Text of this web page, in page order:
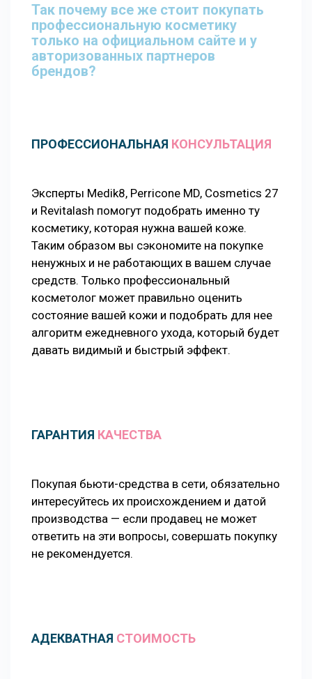
Так почему все же стоит покупать
профессиональную косметику
только на официальном сайте и у
авторизованных партнеров
брендов?
ПРОФЕССИОНАЛЬНАЯ КОНСУЛЬТАЦИЯ
Эксперты Medik8, Perricone MD, Cosmetics 27
и Revitalash помогут подобрать именно ту
косметику, которая нужна вашей коже.
Таким образом вы сэкономите на покупке
ненужных и не работающих в вашем случае
средств. Только профессиональный
косметолог может правильно оценить
состояние вашей кожи и подобрать для нее
алгоритм ежедневного ухода, который будет
давать видимый и быстрый эффект.
ГАРАНТИЯ КАЧЕСТВА
Покупая бьюти-средства в сети, обязательно
интересуйтесь их происхождением и датой
производства — если продавец не может
ответить на эти вопросы, совершать покупку
не рекомендуется.
АДЕКВАТНАЯ СТОИМОСТЬ